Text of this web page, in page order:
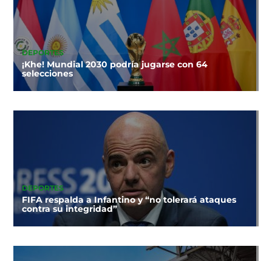
DEPORTES
¡Khe! Mundial 2030 podría jugarse con 64
selecciones
DEPORTES
FIFA respalda a Infantino y “no tolerará ataques
contra su integridad”